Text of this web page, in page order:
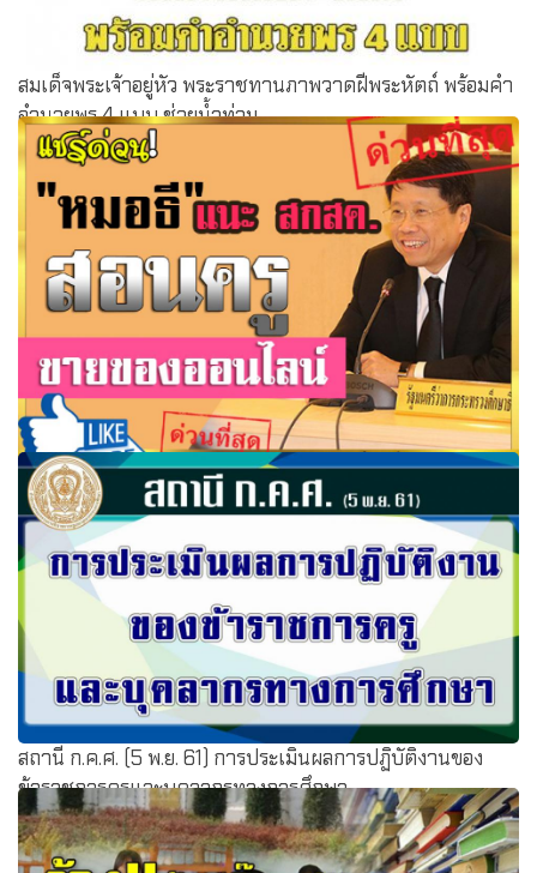
สมเด็จพระเจ้าอยู่หัว พระราชทานภาพวาดฝีพระหัตถ์ พร้อมคำ
อำนวยพร 4 แบบ ช่วยน้ำท่วม
"หมอธี" แนะ สกสค.สอนครูขายของออนไลน์
สถานี ก.ค.ศ. (5 พ.ย. 61) การประเมินผลการปฏิบัติงานของ
ข้าราชการครูและบุคลากรทางการศึกษา